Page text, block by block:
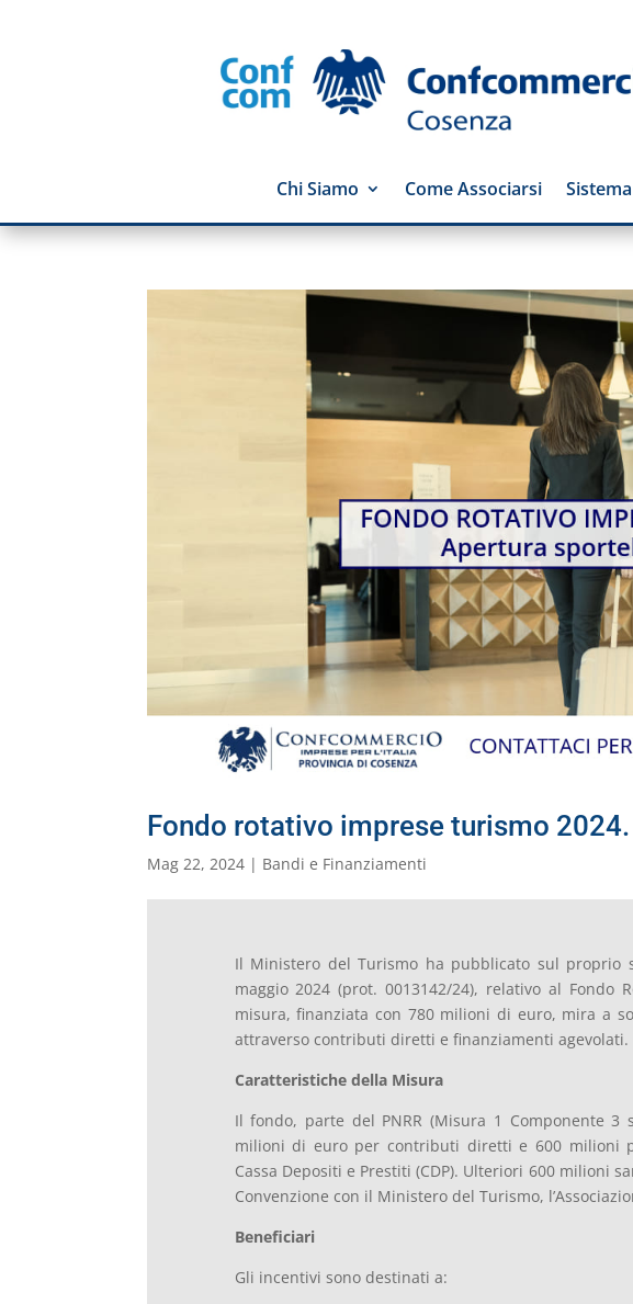
Chi Siamo Come Associarsi Sistema
Fondo rotativo imprese turismo
Mag 22, 2024 | Bandi e Finanziamenti
Il Ministero del Turismo ha pubblicato sul proprio
maggio 2024 (prot. 0013142/24), relativo al Fondo
misura, finanziata con 780 milioni di euro, mira a
attraverso contributi diretti e finanziamenti agevolati.
Caratteristiche della Misura
Il fondo, parte del PNRR (Misura 1 Componente 3
milioni di euro per contributi diretti e 600 milioni
Cassa Depositi e Prestiti (CDP). Ulteriori 600 milioni
Convenzione con il Ministero del Turismo,
Beneficiari
Gli incentivi sono destinati a: